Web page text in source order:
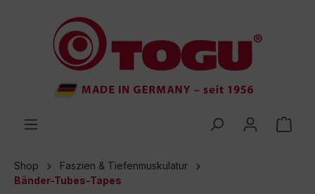
springen
Shop
Faszien & Tiefenmuskulatur
Bänder-Tubes-Tapes